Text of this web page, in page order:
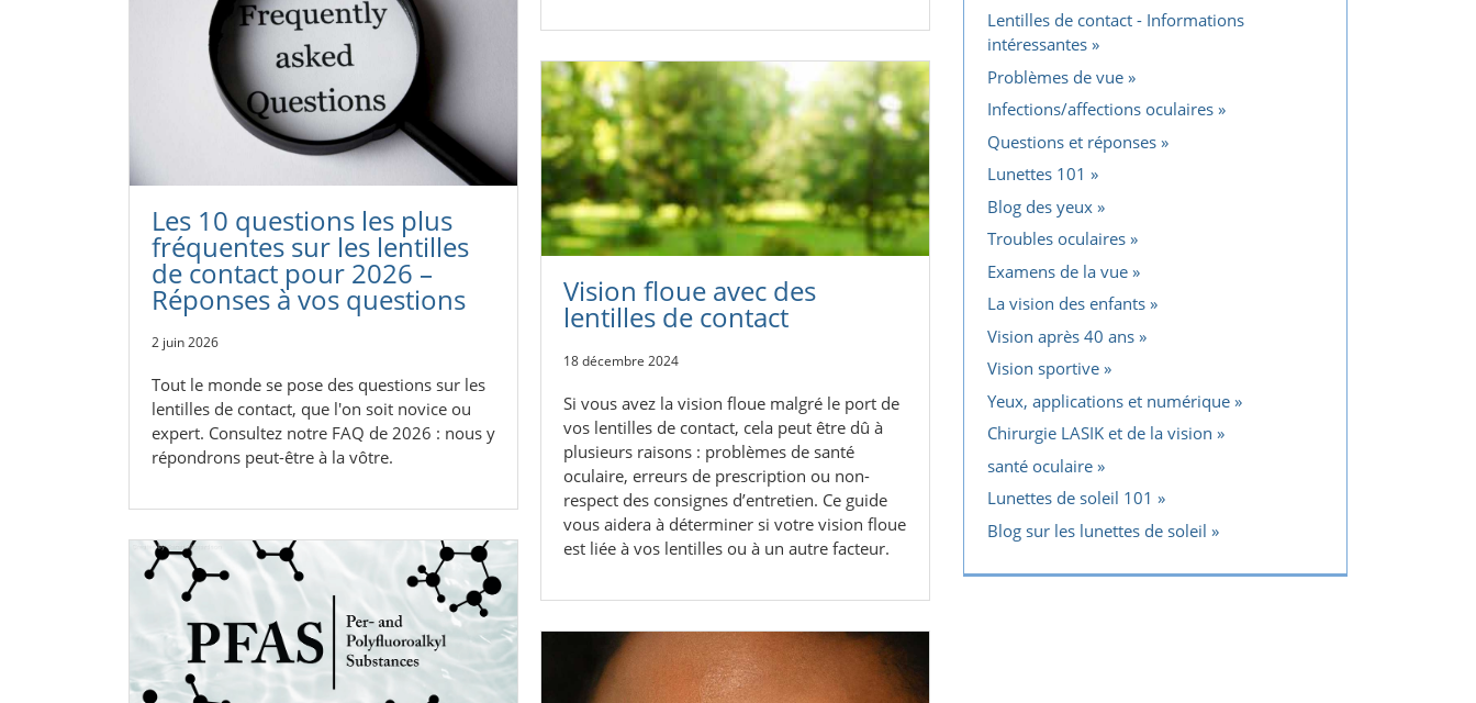
Les 10 questions les plus
fréquentes sur les lentilles
de contact pour 2026 –
Réponses à vos questions
2 juin 2026
Tout le monde se pose des questions sur les
lentilles de contact, que l'on soit novice ou
expert. Consultez notre FAQ de 2026 : nous y
répondrons peut-être à la vôtre.
Vision floue avec des
lentilles de contact
18 décembre 2024
Si vous avez la vision floue malgré le port de
vos lentilles de contact, cela peut être dû à
plusieurs raisons : problèmes de santé
oculaire, erreurs de prescription ou non-
respect des consignes d’entretien. Ce guide
vous aidera à déterminer si votre vision floue
est liée à vos lentilles ou à un autre facteur.
Lentilles de contact - Informations
intéressantes
Problèmes de vue
Infections/affections oculaires
Questions et réponses
Lunettes 101
Blog des yeux
Troubles oculaires
Examens de la vue
La vision des enfants
Vision après 40 ans
Vision sportive
Yeux, applications et numérique
Chirurgie LASIK et de la vision
santé oculaire
Lunettes de soleil 101
Blog sur les lunettes de soleil